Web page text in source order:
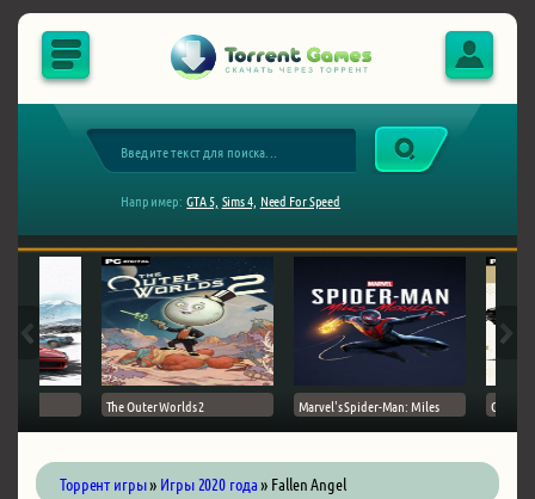
Например: GTA 5, Sims 4, Need For Speed
The Outer Worlds 2 Marvel's Spider-Man: Miles Ghost of Tsushima
Торрент игры» Игры 2020 года» Fallen Angel